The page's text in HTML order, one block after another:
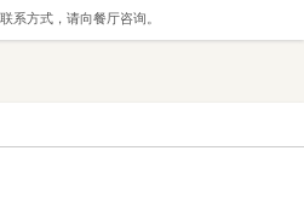
系方式，请向餐厅咨询。